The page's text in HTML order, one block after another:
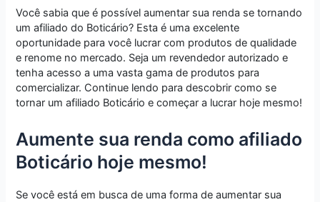
Você sabia que é possível aumentar sua renda se tornando
um afiliado do Boticário? Esta é uma excelente
oportunidade para você lucrar com produtos de qualidade
e renome no mercado. Seja um revendedor autorizado e
tenha acesso a uma vasta gama de produtos para
comercializar. Continue lendo para descobrir como se
tornar um afiliado Boticário e começar a lucrar hoje mesmo!
Aumente sua renda como afiliado
Boticário hoje mesmo!
Se você está em busca de uma forma de aumentar sua